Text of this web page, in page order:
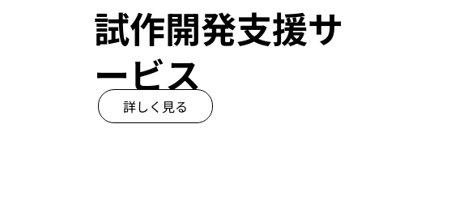
試作開発支援サ
ービス
詳しく見る